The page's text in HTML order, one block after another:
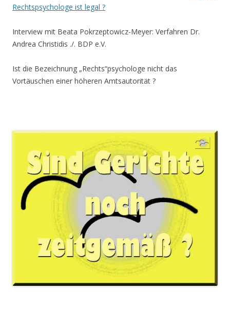
Rechtspsychologe ist legal ?
Interview mit Beata Pokrzeptowicz-Meyer: Verfahren Dr.
Andrea Christidis ./. BDP e.V.
Ist die Bezeichnung „Rechts“psychologe nicht das
Vortäuschen einer höheren Amtsautorität ?